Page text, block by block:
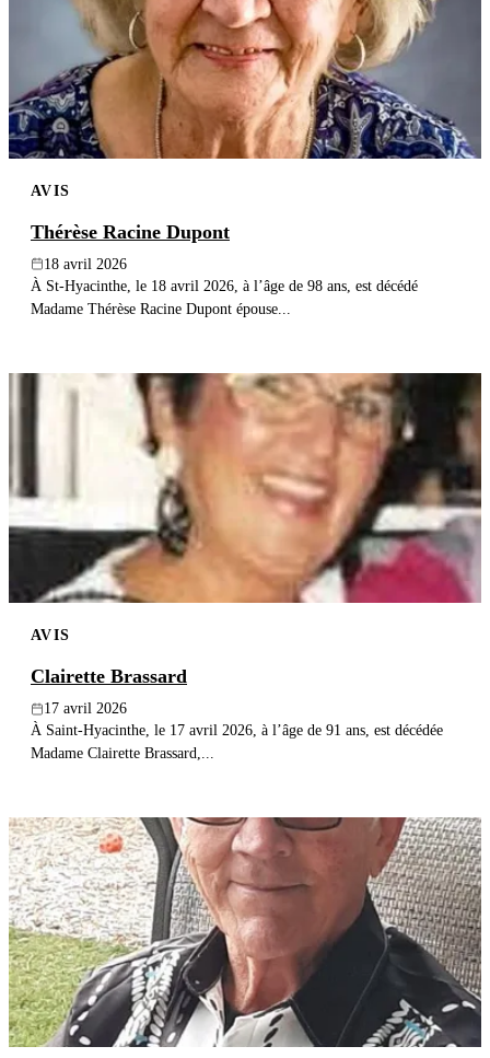
AVIS
Thérèse Racine Dupont
18 avril 2026
À St-Hyacinthe, le 18 avril 2026, à l’âge de 98 ans, est décédé
Madame Thérèse Racine Dupont épouse...
AVIS
Clairette Brassard
17 avril 2026
À Saint-Hyacinthe, le 17 avril 2026, à l’âge de 91 ans, est décédée
Madame Clairette Brassard,...